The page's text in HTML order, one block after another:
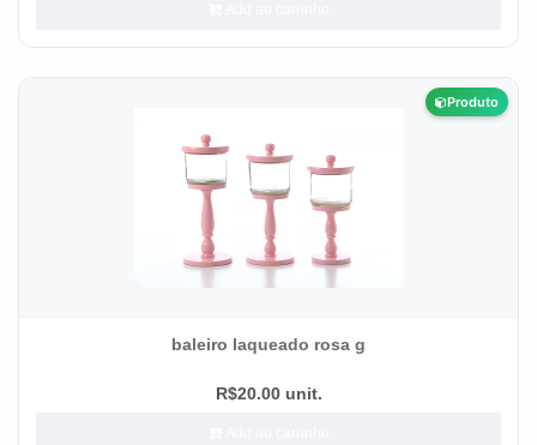
Produto
baleiro laqueado rosa g
R$20.00 unit.